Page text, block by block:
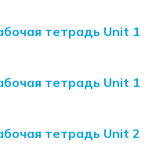
тетрадь Unit 1
тетрадь Unit 1
тетрадь Unit 2